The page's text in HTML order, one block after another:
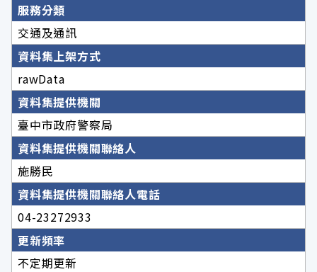
服務分類
交通及通訊
資料集上架方式
rawData
資料集提供機關
臺中市政府警察局
資料集提供機關聯絡人
施勝民
資料集提供機關聯絡人電話
04-23272933
更新頻率
不定期更新